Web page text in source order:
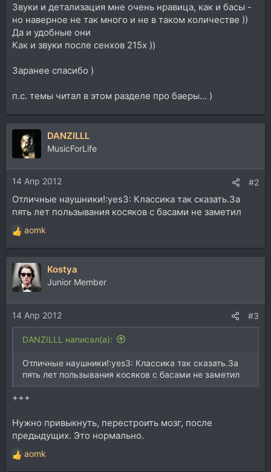
Звуки и детализация мне очень нравица, как и басы -
но наверное не так много и не в таком количестве ))
Да и удобные они
Как и звуки после сенхов 215х ))
Заранее спасибо )
п.с. темы читал в этом разделе про баеры... )
DANZILLL
MusicForLife
14 Апр 2012 #2
Отличные наушники!:yes3: Классика так сказать.За
пять лет пользывания косяков с басами не заметил
Р
е
а
к
ц
и
и
:
aomk
Kostya
Junior Member
14 Апр 2012 #3
DANZILLL написал(а):
Отличные наушники!:yes3: Классика так сказать.За
пять лет пользывания косяков с басами не заметил
+++
Нужно привыкнуть, перестроить мозг, после
предыдущих. Это нормально.
Р
е
aomk